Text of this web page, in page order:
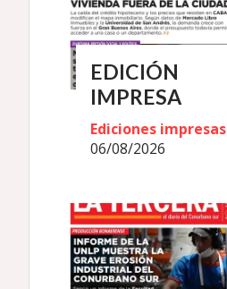
EDICIÓN
IMPRESA
Ediciones impresas
06/08/2026